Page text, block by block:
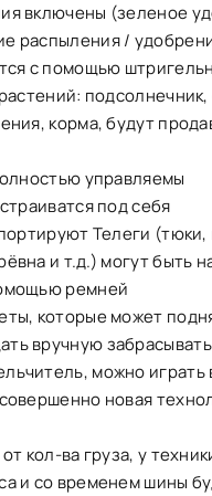
включены (зеленое
распыления /
с помощью
корма, будут
управляемы
под себя
Телеги
и т.д.) могут быть
ремней
которые может
вручную
можно играть
новая
кол-ва груза, у
и со временем шины